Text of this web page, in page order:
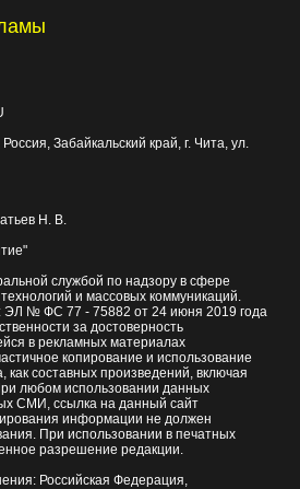
Россия, Забайкальский край, г. Чита, ул.
Н. В.
службой по надзору в сфере
и массовых коммуникаций.
ЭЛ № ФС 77 - 75882 от 24 июня 2019 года
за достоверность
в рекламных материалах
копирование и использование
составных произведений, включая
любом использовании данных
СМИ, ссылка на данный сайт
информации не должен
При использовании в печатных
разрешение редакции.
Российская Федерация,